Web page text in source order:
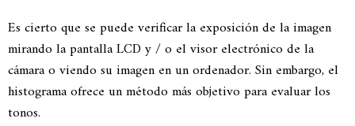
Es cierto que se puede verificar la exposición de la imagen
mirando la pantalla LCD y / o el visor electrónico de la
cámara o viendo su imagen en un ordenador. Sin embargo, el
histograma ofrece un método más objetivo para evaluar los
tonos.